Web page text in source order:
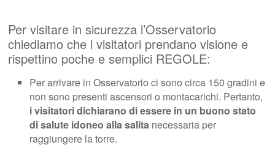
Per visitare in sicurezza l’Osservatorio
chiediamo che i visitatori prendano visione e
rispettino poche e semplici REGOLE:
Per arrivare in Osservatorio ci sono circa 150 gradini e
non sono presenti ascensori o montacarichi. Pertanto,
i visitatori dichiarano di essere in un buono stato
di salute idoneo alla salita necessaria per
raggiungere la torre.